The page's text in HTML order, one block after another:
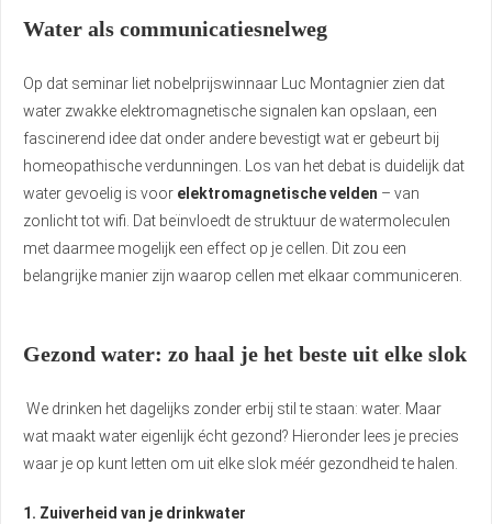
Water als communicatiesnelweg
Op dat seminar liet nobelprijswinnaar Luc Montagnier zien dat
water zwakke elektromagnetische signalen kan opslaan, een
fascinerend idee dat onder andere bevestigt wat er gebeurt bij
homeopathische verdunningen. Los van het debat is duidelijk dat
water gevoelig is voor elektromagnetische velden – van
zonlicht tot wifi. Dat beïnvloedt de struktuur de watermoleculen
met daarmee mogelijk een effect op je cellen. Dit zou een
belangrijke manier zijn waarop cellen met elkaar communiceren.
Gezond water: zo haal je het beste uit elke slok
We drinken het dagelijks zonder erbij stil te staan: water. Maar
wat maakt water eigenlijk écht gezond? Hieronder lees je precies
waar je op kunt letten om uit elke slok méér gezondheid te halen.
1. Zuiverheid van je drinkwater